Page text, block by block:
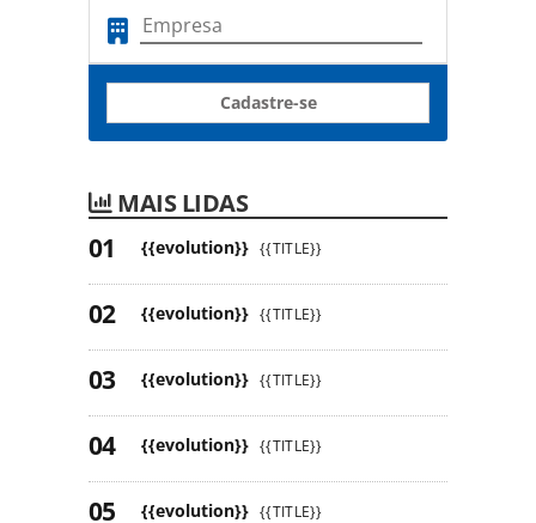
Cadastre-se
MAIS LIDAS
{{evolution}} {{TITLE}}
{{evolution}} {{TITLE}}
{{evolution}} {{TITLE}}
{{evolution}} {{TITLE}}
{{evolution}} {{TITLE}}